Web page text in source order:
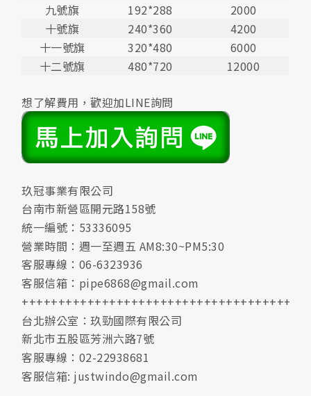
九號旗
192*288
2000
十號旗
240*360
4200
十一號旗
320*480
6000
十二號旗
480*720 12000
想了解費用，歡迎加LINE詢問
玖冠事業有限公司
台南市新營區開元路158號
統一編號：53336095
營業時間：週一至週五 AM8:30~PM5:30
客服專線：06-6323936
客服信箱：pipe6868@gmail.com
+++++++++++++++++++++++++++++++++++++
台北辦公室：玖勁國際有限公司
新北市五股區芳洲六路7號
客服專線：02-22938681
客服信箱: justwindo@gmail.com